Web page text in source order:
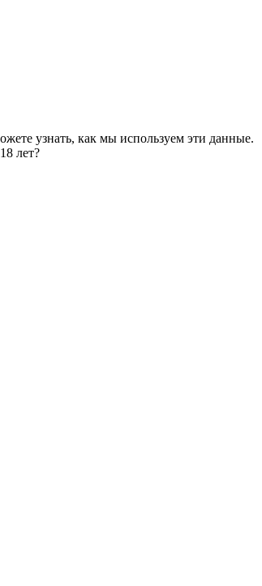
узнать, как мы используем эти данные.
лет?